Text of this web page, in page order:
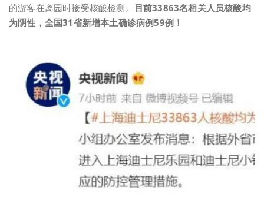
的游客在离园时接受核酸检测。 目前33863名相关人员核酸均
为阴性，全国31省新增本土确诊病例59例！